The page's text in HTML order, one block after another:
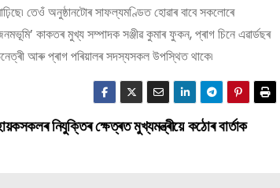
তেওঁ অনুষ্ঠানটোৰ সাফল্যমণ্ডিত হোৱাৰ বাবে সকলোৰে
কাকতৰ মুখ্য সম্পাদক সঞ্জীৱ কুমাৰ ফুকন, প্ৰাগ চিনে এৱাৰ্ডছৰ
আৰু প্ৰাগ পৰিয়ালৰ সদস্যসকল উপস্থিত থাকে৷
নিযুক্তিৰ ক্ষেত্ৰত মুখ্যমন্ত্ৰীয়ে কঠোৰ বাৰ্তাক